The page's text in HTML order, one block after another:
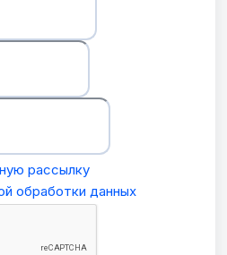
рассылку
обработки данных